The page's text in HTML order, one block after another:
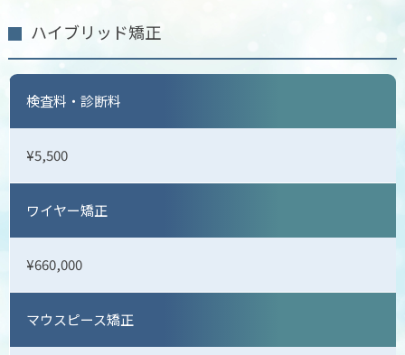
ハイブリッド矯正
検査料・診断料
¥5,500
ワイヤー矯正
¥660,000
マウスピース矯正